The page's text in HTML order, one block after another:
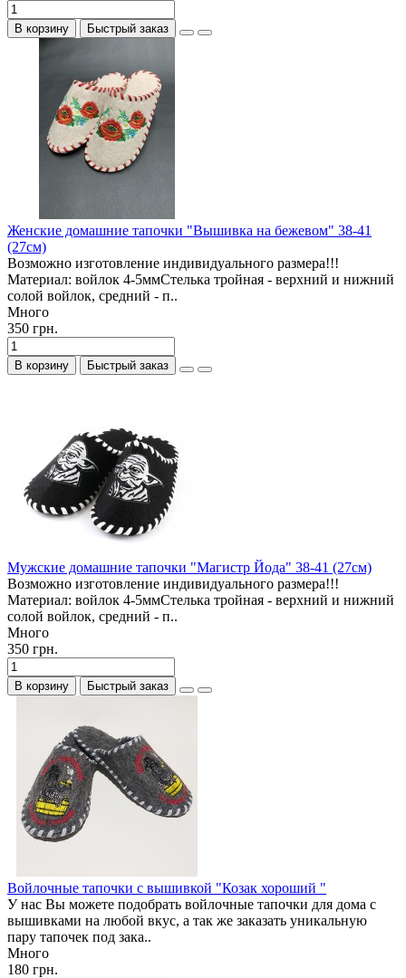
В корзину Быстрый заказ
Женские домашние тапочки "Вышивка на бежевом" 38-41
(27см)
Возможно изготовление индивидуального размера!!!
Материал: войлок 4-5ммСтелька тройная - верхний и нижний
солой войлок, средний - п..
Много
350 грн.
В корзину Быстрый заказ
Мужские домашние тапочки "Магистр Йода" 38-41 (27см)
Возможно изготовление индивидуального размера!!!
Материал: войлок 4-5ммСтелька тройная - верхний и нижний
солой войлок, средний - п..
Много
350 грн.
В корзину Быстрый заказ
Войлочные тапочки с вышивкой "Козак хороший "
У нас Вы можете подобрать войлочные тапочки для дома с
вышивками на любой вкус, а так же заказать уникальную
пару тапочек под зака..
Много
180 грн.